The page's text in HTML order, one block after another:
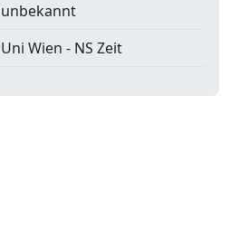
unbekannt
Uni Wien - NS Zeit